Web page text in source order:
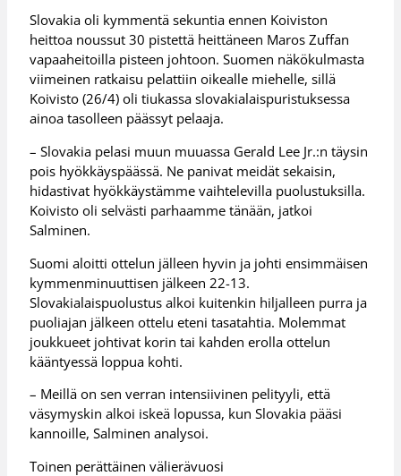
Slovakia oli kymmentä sekuntia ennen Koiviston
heittoa noussut 30 pistettä heittäneen Maros Zuffan
vapaaheitoilla pisteen johtoon. Suomen näkökulmasta
viimeinen ratkaisu pelattiin oikealle miehelle, sillä
Koivisto (26/4) oli tiukassa slovakialaispuristuksessa
ainoa tasolleen päässyt pelaaja.
– Slovakia pelasi muun muuassa Gerald Lee Jr.:n täysin
pois hyökkäyspäässä. Ne panivat meidät sekaisin,
hidastivat hyökkäystämme vaihtelevilla puolustuksilla.
Koivisto oli selvästi parhaamme tänään, jatkoi
Salminen.
Suomi aloitti ottelun jälleen hyvin ja johti ensimmäisen
kymmenminuuttisen jälkeen 22-13.
Slovakialaispuolustus alkoi kuitenkin hiljalleen purra ja
puoliajan jälkeen ottelu eteni tasatahtia. Molemmat
joukkueet johtivat korin tai kahden erolla ottelun
kääntyessä loppua kohti.
– Meillä on sen verran intensiivinen pelityyli, että
väsymyskin alkoi iskeä lopussa, kun Slovakia pääsi
kannoille, Salminen analysoi.
Toinen perättäinen välierävuosi